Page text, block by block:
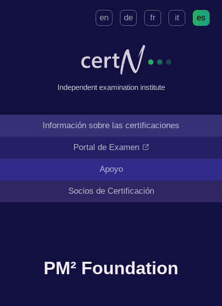
Independent examination institute
Información sobre las certificaciones
Portal de Examen
Apoyo
Socios de Certificación
en de fr it es
PM² Foundation